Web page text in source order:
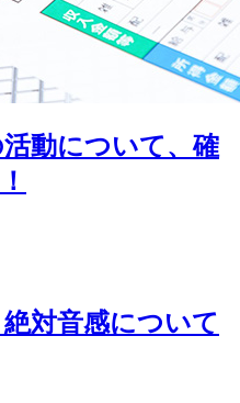
動について、確
対音感について